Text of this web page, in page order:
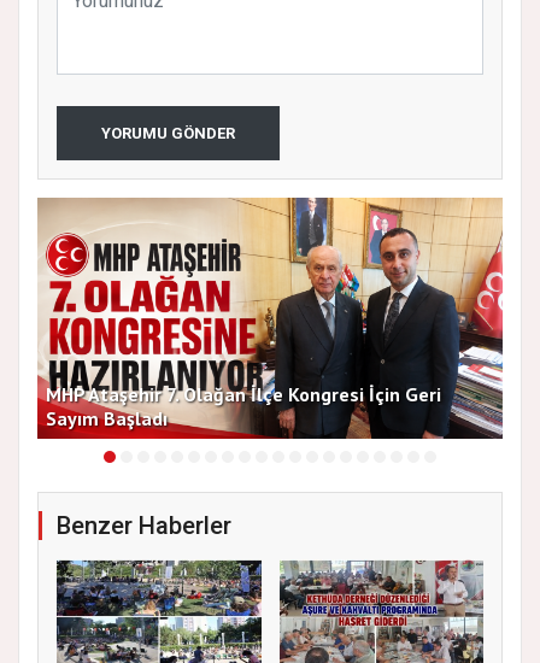
YORUMU GÖNDER
MHP Ataşehir 7. Olağan İlçe Kongresi İçin Geri
Sayım Başladı
Benzer Haberler